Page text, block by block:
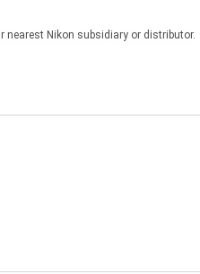
nearest Nikon subsidiary or distributor.